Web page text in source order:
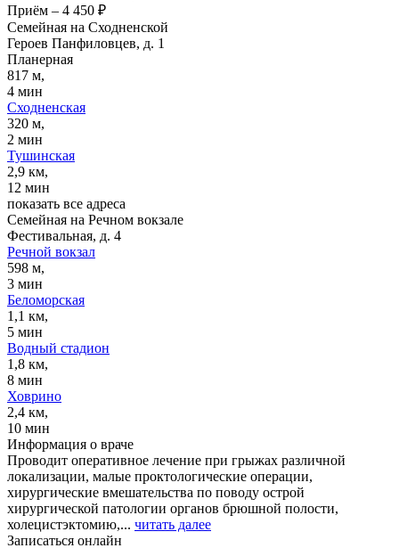
Приём – 4 450 ₽
Семейная на Сходненской
Героев Панфиловцев, д. 1
Планерная
817 м,
4 мин
Сходненская
320 м,
2 мин
Тушинская
2,9 км,
12 мин
показать все адреса
Семейная на Речном вокзале
Фестивальная, д. 4
Речной вокзал
598 м,
3 мин
Беломорская
1,1 км,
5 мин
Водный стадион
1,8 км,
8 мин
Ховрино
2,4 км,
10 мин
Информация о враче
Проводит оперативное лечение при грыжах различной
локализации, малые проктологические операции,
хирургические вмешательства по поводу острой
хирургической патологии органов брюшной полости,
холецистэктомию,... читать далее
Записаться онлайн